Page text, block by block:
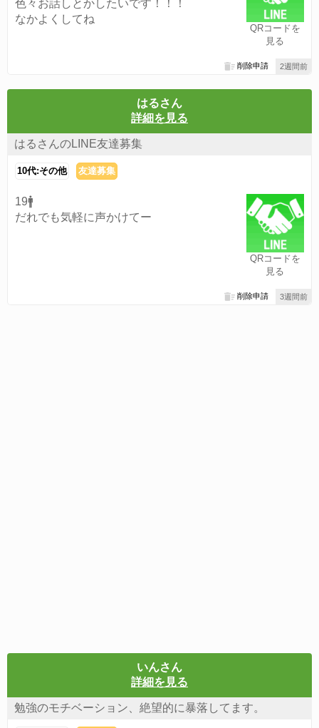
QRコードを
見る
色々お話しとかしたいです！！！
なかよくしてね
2週間前
削除申請
はるさん
詳細を見る
はるさんのLINE友達募集
10代:その他 友達募集
QRコードを
見る
19🚹
だれでも気軽に声かけてー
3週間前
削除申請
いんさん
詳細を見る
勉強のモチベーション、絶望的に暴落してます。